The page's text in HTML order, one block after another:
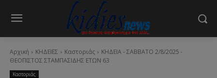
Αρχική ΚΗΔΕΙΕΣ Καστοριάς
ΚΗΔΕΙΑ - ΣΑΒΒΑΤΟ 2/8/2025 -
ΘΕΟΠΙΣΤΟΣ ΣΤΑΜΠΑΣΙΔΗΣ ΕΤΩΝ 63
Καστοριάς